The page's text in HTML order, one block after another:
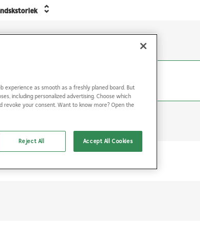
experience as smooth as a freshly planed board. But
including personalized advertising. Choose which
your consent. Want to know more? Open the
Reject All Accept All Cookies